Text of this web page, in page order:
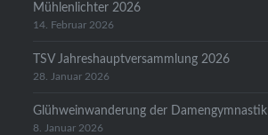
Mühlenlichter 2026
14. Februar 2026
TSV Jahreshauptversammlung 2026
28. Januar 2026
Glühweinwanderung der Damengymnastik
8. Januar 2026